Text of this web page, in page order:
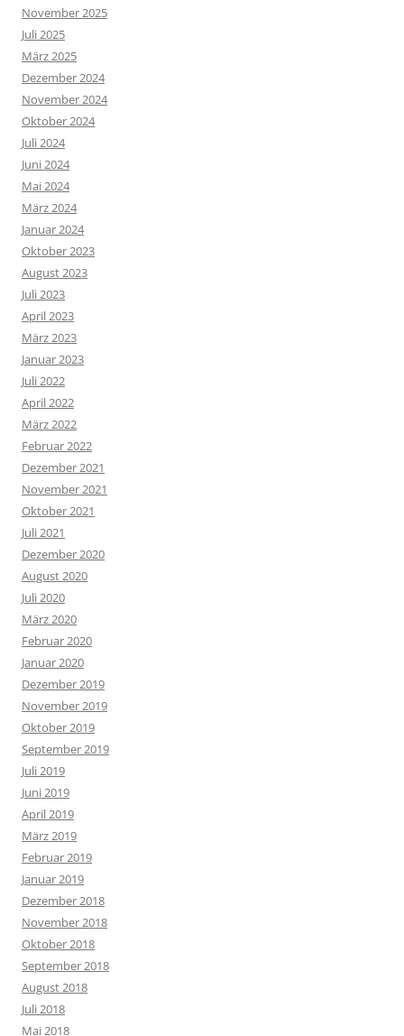
November 2025
Juli 2025
März 2025
Dezember 2024
November 2024
Oktober 2024
Juli 2024
Juni 2024
Mai 2024
März 2024
Januar 2024
Oktober 2023
August 2023
Juli 2023
April 2023
März 2023
Januar 2023
Juli 2022
April 2022
März 2022
Februar 2022
Dezember 2021
November 2021
Oktober 2021
Juli 2021
Dezember 2020
August 2020
Juli 2020
März 2020
Februar 2020
Januar 2020
Dezember 2019
November 2019
Oktober 2019
September 2019
Juli 2019
Juni 2019
April 2019
März 2019
Februar 2019
Januar 2019
Dezember 2018
November 2018
Oktober 2018
September 2018
August 2018
Juli 2018
Mai 2018